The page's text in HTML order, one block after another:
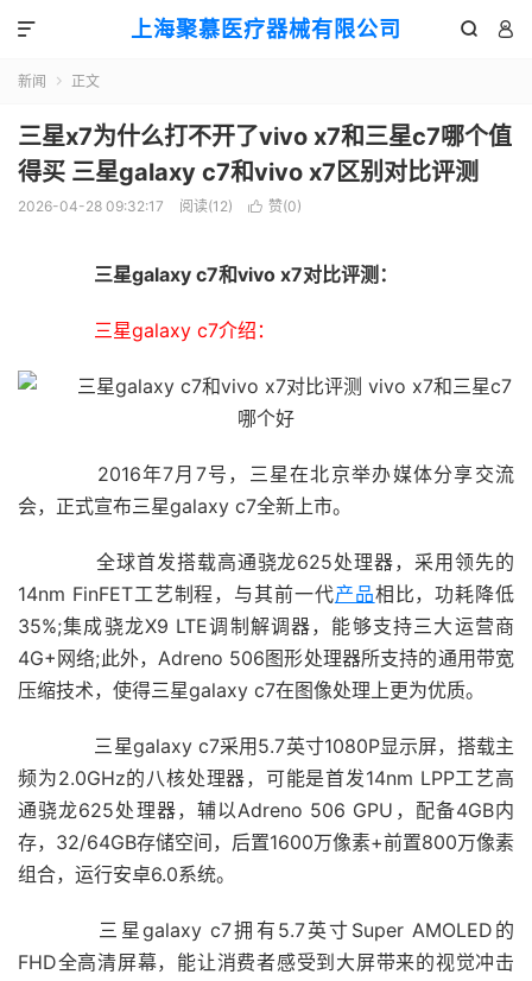
上海聚慕医疗器械有限公司  

新闻  正文
三星x7为什么打不开了vivo x7和三星c7哪个值
得买 三星galaxy c7和vivo x7区别对比评测
2026-04-28 09:32:17 阅读(12)  赞(0)
三星galaxy c7和vivo x7对比评测：
三星galaxy c7介绍：
2016年7月7号，三星在北京举办媒体分享交流
会，正式宣布三星galaxy c7全新上市。
全球首发搭载高通骁龙625处理器，采用领先的
14nm FinFET工艺制程，与其前一代产品相比，功耗降低
35%;集成骁龙X9 LTE调制解调器，能够支持三大运营商
4G+网络;此外，Adreno 506图形处理器所支持的通用带宽
压缩技术，使得三星galaxy c7在图像处理上更为优质。
三星galaxy c7采用5.7英寸1080P显示屏，搭载主
频为2.0GHz的八核处理器，可能是首发14nm LPP工艺高
通骁龙625处理器，辅以Adreno 506 GPU，配备4GB内
存，32/64GB存储空间，后置1600万像素+前置800万像素
组合，运行安卓6.0系统。
三星galaxy c7拥有5.7英寸Super AMOLED的
FHD全高清屏幕，能让消费者感受到大屏带来的视觉冲击